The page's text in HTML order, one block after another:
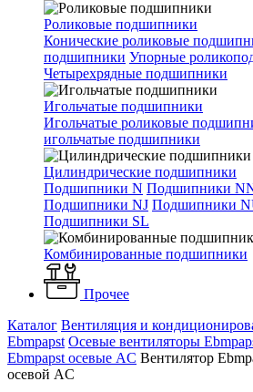
Роликовые подшипники
Конические роликовые
подшипники Упорные
Четырехрядные подшипники
Игольчатые подшипники
Игольчатые роликовые
игольчатые подшипники
Цилиндрические подшипники
Подшипники N Подшипники
Подшипники NJ Подшипники
Подшипники SL
Комбинированные подшипники
Прочее
Каталог Вентиляция и
Ebmpapst Осевые вентиляторы
Ebmpapst осевые AC Вентилятор
осевой AC